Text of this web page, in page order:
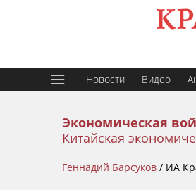
Новости Видео
Экономическая
Китайская
Геннадий Барсуков/ ИА